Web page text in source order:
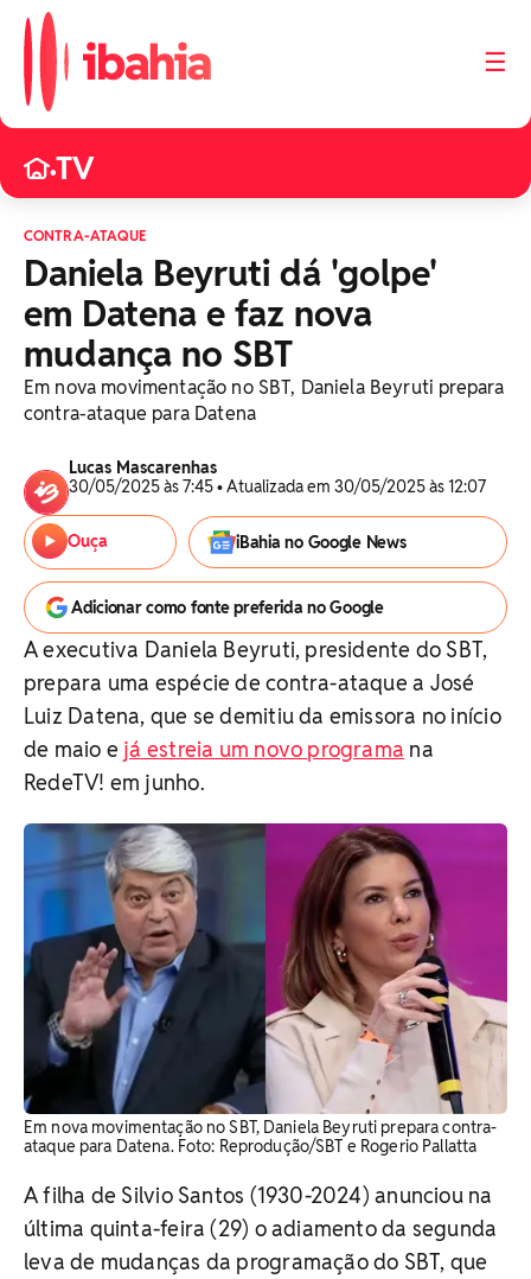
☰
•TV
CONTRA-ATAQUE
Daniela Beyruti dá 'golpe'
em Datena e faz nova
mudança no SBT
Em nova movimentação no SBT, Daniela Beyruti prepara
contra-ataque para Datena
Lucas Mascarenhas
30/05/2025 às 7:45 • Atualizada em 30/05/2025 às 12:07
Ouça iBahia no Google News
Adicionar como fonte preferida no Google
A executiva Daniela Beyruti, presidente do SBT,
prepara uma espécie de contra-ataque a José
Luiz Datena, que se demitiu da emissora no início
de maio e já estreia um novo programa na
RedeTV! em junho.
Em nova movimentação no SBT, Daniela Beyruti prepara contra-
ataque para Datena. Foto: Reprodução/SBT e Rogerio Pallatta
A filha de Silvio Santos (1930-2024) anunciou na
última quinta-feira (29) o adiamento da segunda
leva de mudanças da programação do SBT, que